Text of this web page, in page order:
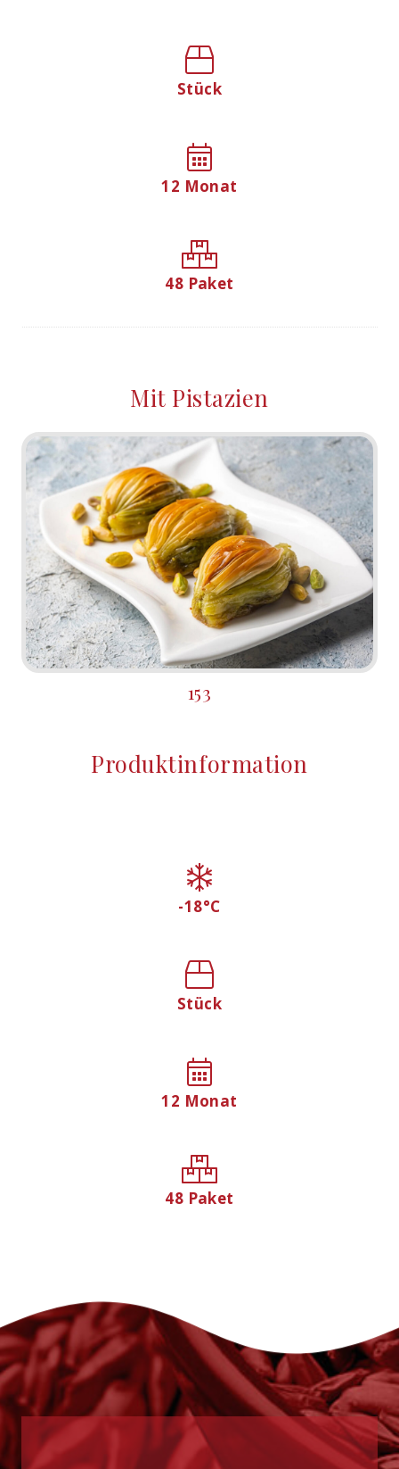
Stück
12 Monat
48 Paket
Mit Pistazien
153
Produktinformation
-18°C
Stück
12 Monat
48 Paket